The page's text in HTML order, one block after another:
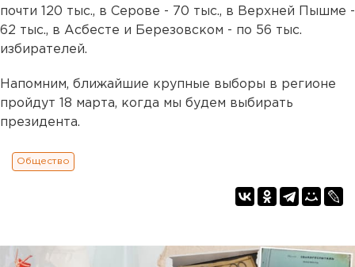
почти 120 тыс., в Серове - 70 тыс., в Верхней Пышме -
62 тыс., в Асбесте и Березовском - по 56 тыс.
избирателей.
Напомним, ближайшие крупные выборы в регионе
пройдут 18 марта, когда мы будем выбирать
президента.
Общество